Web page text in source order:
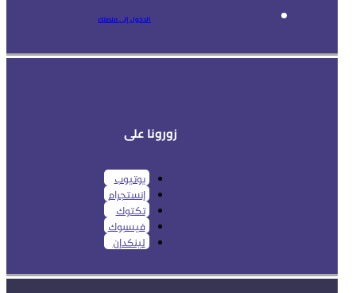
الدخول إلى منصتك
زورونا على
يوتيوب
إنستجرام
تكتوك
فيسبوك
لينكدإن